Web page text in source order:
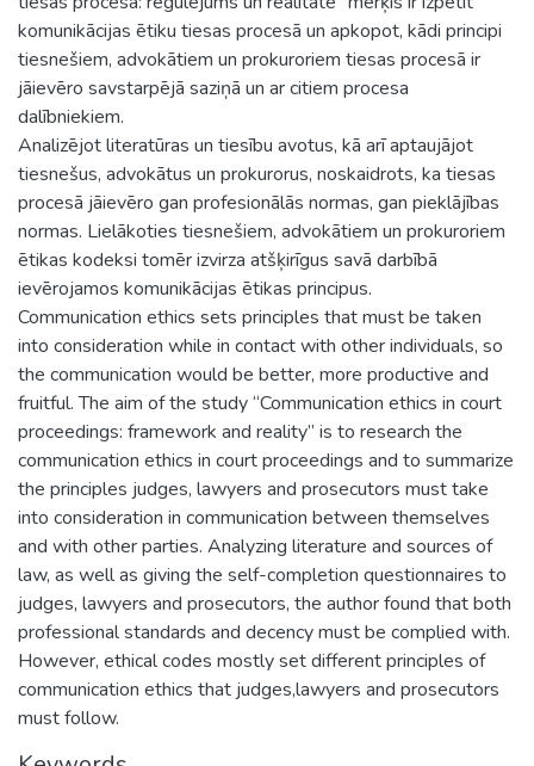
komunikācijas ētiku tiesas procesā un apkopot, kādi principi
tiesnešiem, advokātiem un prokuroriem tiesas procesā ir
jāievēro savstarpējā saziņā un ar citiem procesa
dalībniekiem.
Analizējot literatūras un tiesību avotus, kā arī aptaujājot
tiesnešus, advokātus un prokurorus, noskaidrots, ka tiesas
procesā jāievēro gan profesionālās normas, gan pieklājības
normas. Lielākoties tiesnešiem, advokātiem un prokuroriem
ētikas kodeksi tomēr izvirza atšķirīgus savā darbībā
ievērojamos komunikācijas ētikas principus.
Communication ethics sets principles that must be taken
into consideration while in contact with other individuals, so
the communication would be better, more productive and
fruitful. The aim of the study “Communication ethics in court
proceedings: framework and reality” is to research the
communication ethics in court proceedings and to summarize
the principles judges, lawyers and prosecutors must take
into consideration in communication between themselves
and with other parties. Analyzing literature and sources of
law, as well as giving the self-completion questionnaires to
judges, lawyers and prosecutors, the author found that both
professional standards and decency must be complied with.
However, ethical codes mostly set different principles of
communication ethics that judges,lawyers and prosecutors
must follow.